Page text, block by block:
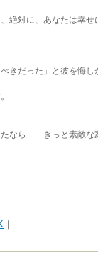
対に、あなたは幸せ
だった」と彼を悔し
なら……きっと素敵な
｜